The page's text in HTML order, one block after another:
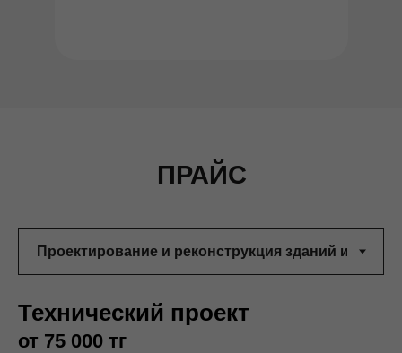
ПРАЙС
Технический проект
от 75 000 тг